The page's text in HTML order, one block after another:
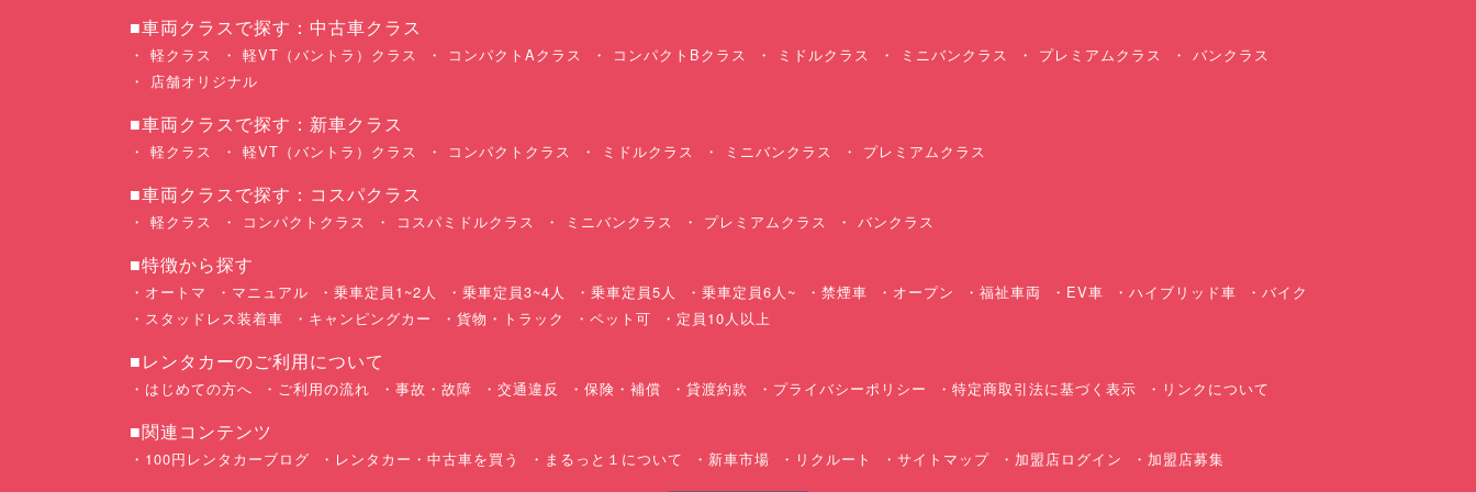
■車両クラスで探す：中古車クラス
軽クラス 軽VT（バントラ）クラス コンパクトAクラス コンパクトBクラス ミドルクラス ミニバンクラス プレミアムクラス
バンクラス
店舗オリジナル
■車両クラスで探す：新車クラス
軽クラス 軽VT（バントラ）クラス コンパクトクラス ミドルクラス ミニバンクラス プレミアムクラス
■車両クラスで探す：コスパクラス
軽クラス コンパクトクラス コスパミドルクラス ミニバンクラス プレミアムクラス バンクラス
■特徴から探す
オートマ マニュアル 乗車定員1~2人 乗車定員3~4人 乗車定員5人 乗車定員6人~ 禁煙車 オープン 福祉車両 EV車 ハイブリッド車
バイク
スタッドレス装着車
キャンピングカー 貨物・トラック ペット可 定員10人以上
■レンタカーのご利用について
はじめての方へ ご利用の流れ 事故・故障 交通違反 保険・補償 貸渡約款 プライバシーポリシー 特定商取引法に基づく表示 リンクについて
■関連コンテンツ
100円レンタカーブログ レンタカー・中古車を買う まるっと１について 新車市場 リクルート サイトマップ 加盟店ログイン 加盟店募集